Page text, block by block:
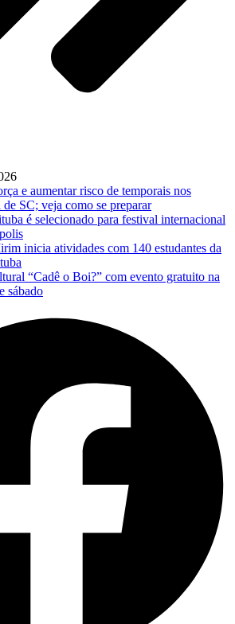
e aumentar risco de temporais nos
SC; veja como se preparar
é selecionado para festival internacional
inicia atividades com 140 estudantes da
“Cadê o Boi?” com evento gratuito na
sábado